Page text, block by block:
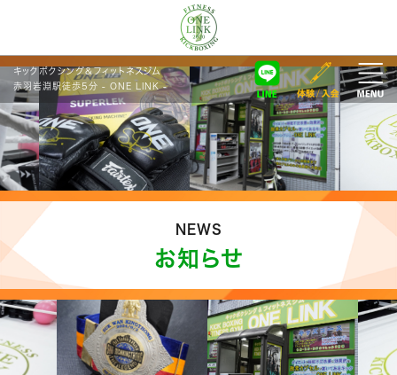
キックボクシング＆フィットネスジム
赤羽岩淵駅徒歩5分 - ONE LINK -
NEWS
お知らせ